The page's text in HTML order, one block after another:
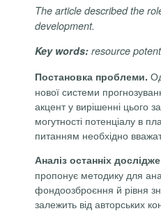
The article described the
development.
Key words: resource
Постановка проблеми.
нової системи
акцент у вирішенні цього
могутності потенціалу в
питанням необхідно
Аналіз останніх
пропонує методику для
фондоозброєння й рівня
залежить від авторських